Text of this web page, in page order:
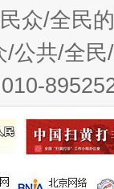
众/全民
/公共/全
010-